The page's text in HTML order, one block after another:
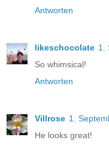
Antworten
likeschocolate 1.
So whimsical!
Antworten
Villrose 1.
He looks great!